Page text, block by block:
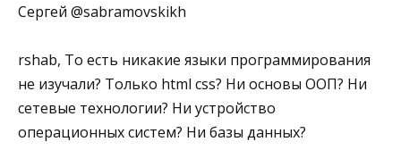
Сергей @sabramovskikh
rshab, То есть никакие языки программирования
не изучали? Только html css? Ни основы ООП? Ни
сетевые технологии? Ни устройство
операционных систем? Ни базы данных?